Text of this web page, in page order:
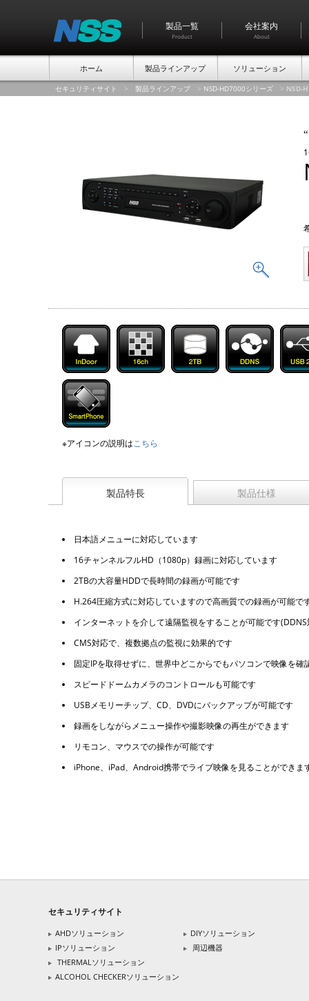
製品一覧
Product
会社案内
About
ホーム 製品ラインアップ ソリューション
セキュリティサイト > 製品ラインアップ > NSD-HD7000シリーズ > NSD-
“
※アイコンの説明はこちら
製品特長 製品仕様
日本語メニューに対応しています
16チャンネルフルHD（1080p）録画に対応しています
2TBの大容量HDDで長時間の録画が可能です
H.264圧縮方式に対応していますので高画質での録画が可能で
インターネットを介して遠隔監視をすることが可能です
CMS対応で、複数拠点の監視に効果的です
固定IPを取得せずに、世界中どこからでもパソコンで映像を確
スピードドームカメラのコントロールも可能です
USBメモリーチップ、CD、DVDにバックアップが可能です
録画をしながらメニュー操作や撮影映像の再生ができます
リモコン、マウスでの操作が可能です
iPhone、iPad、Android携帯でライブ映像を見ることができま
セキュリティサイト
AHDソリューション
IPソリューション
THERMALソリューション
ALCOHOL CHECKERソリューション
DIYソリューション
周辺機器